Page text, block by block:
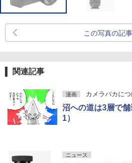
この写真の記
関連記事
漫画 カメラバカに
沼への道は3層で
1）
ニュース